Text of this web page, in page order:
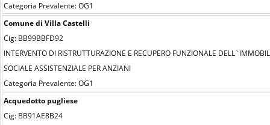
Categoria Prevalente: OG1
Comune di Villa Castelli
Cig: BB99BBFD92
INTERVENTO DI RISTRUTTURAZIONE E RECUPERO FUNZIONALE
SOCIALE ASSISTENZIALE PER ANZIANI
Categoria Prevalente: OG1
Acquedotto pugliese
Cig: BB91AE8B24